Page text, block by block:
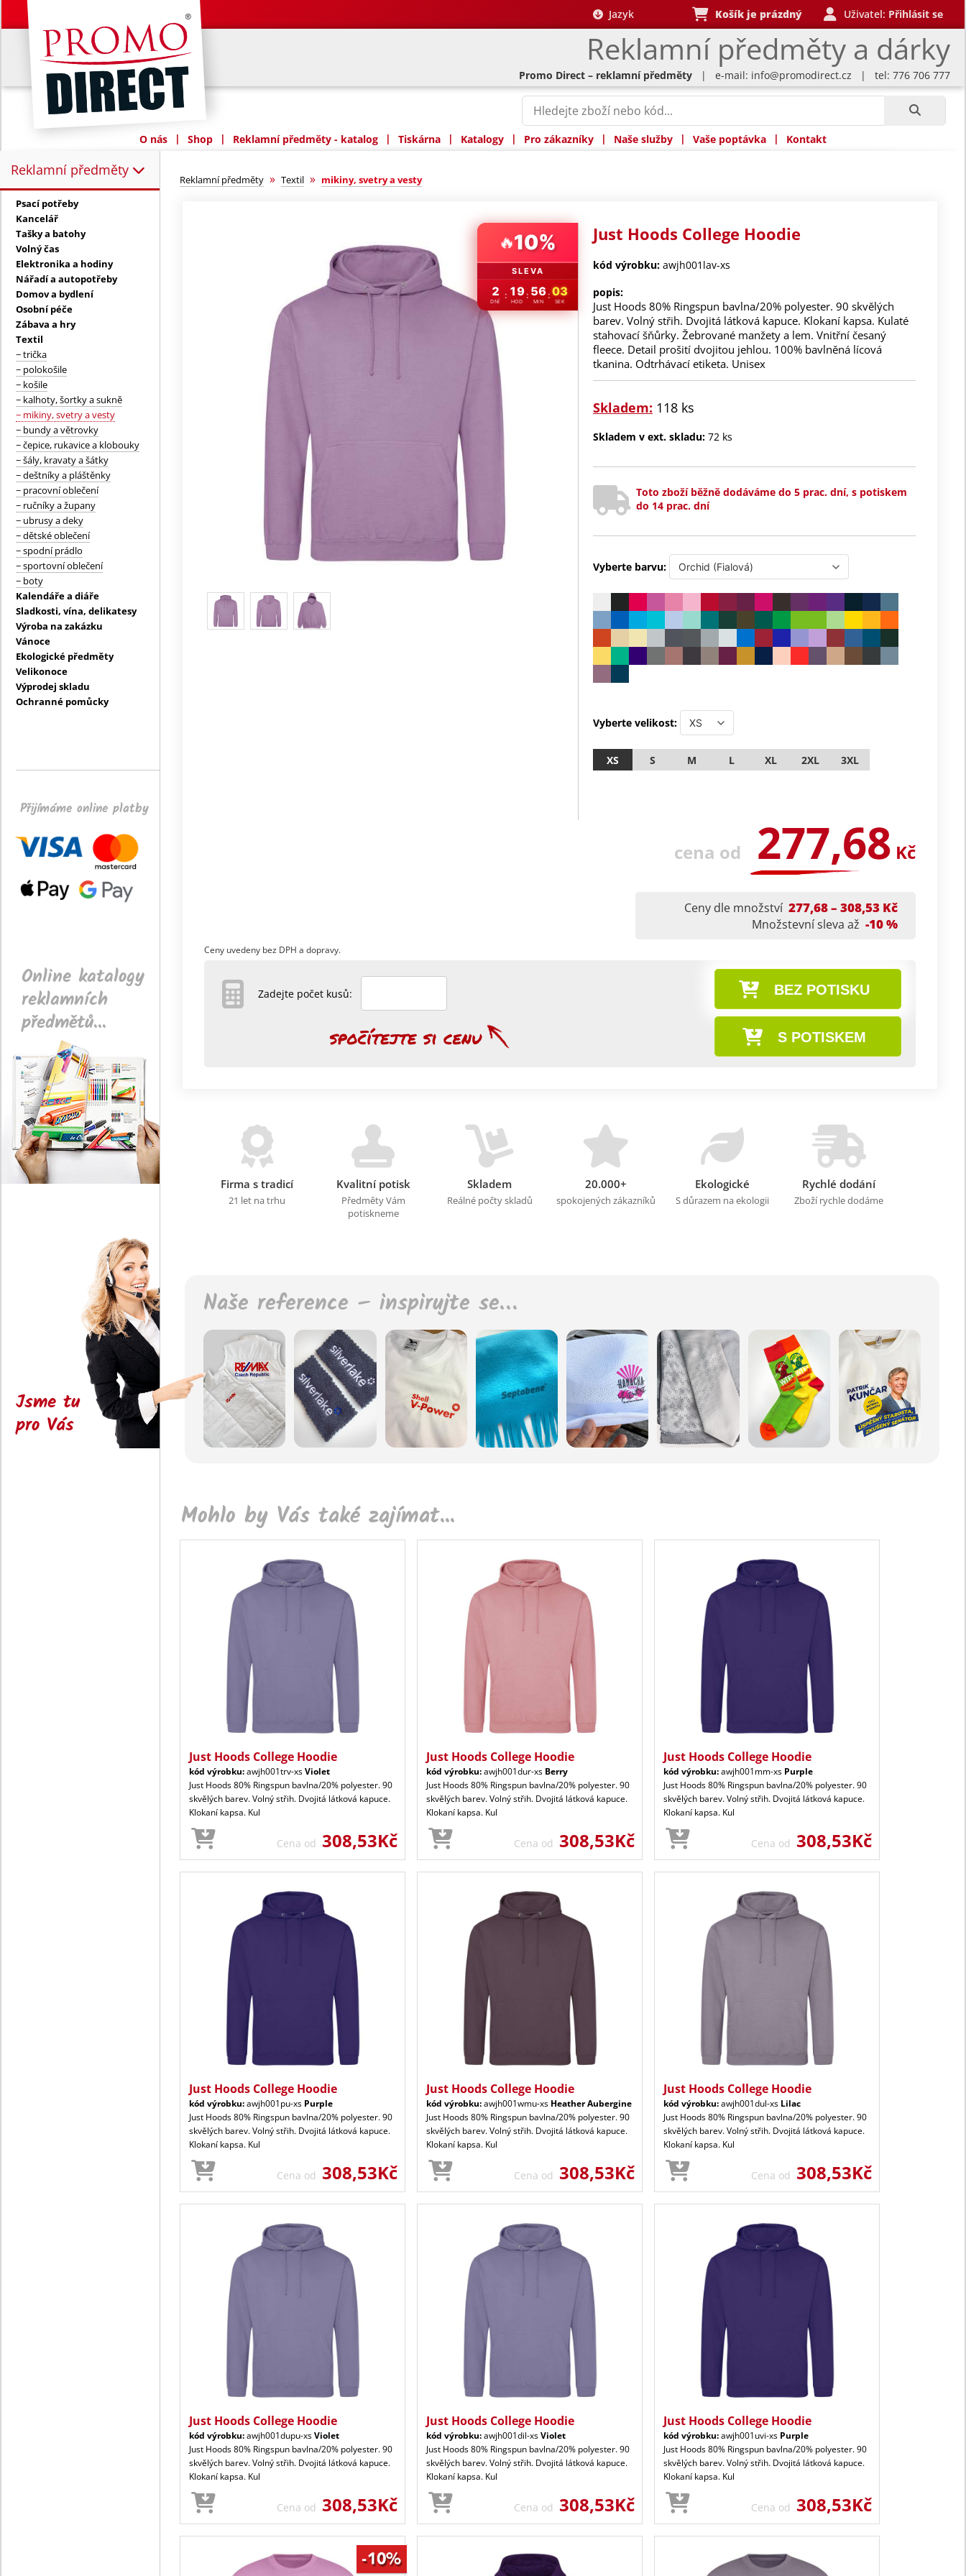
Reklamní předměty a dárky
Jazyk Košík je prázdný Uživatel: Přihlásit se
Promo Direct – reklamní předměty | e-mail: info@promodirect.cz | tel: 776 706 777
O nás | Shop | Reklamní předměty - katalog | Tiskárna | Katalogy | Pro zákazníky | Naše služby | Vaše poptávka | Kontakt
Reklamní předměty
Reklamní předměty:
Psací potřeby
Kancelář
Tašky a batohy
Volný čas
Elektronika a hodiny
Nářadí a autopotřeby
Domov a bydlení
Osobní péče
Zábava a hry
Textil
− trička
− polokošile
− košile
− kalhoty, šortky a sukně
− mikiny, svetry a vesty
− bundy a větrovky
− čepice, rukavice a klobouky
− šály, kravaty a šátky
− deštníky a pláštěnky
− pracovní oblečení
− ručníky a župany
− ubrusy a deky
− dětské oblečení
− spodní prádlo
− sportovní oblečení
− boty
Kalendáře a diáře
Sladkosti, vína, delikatesy
Výroba na zakázku
Vánoce
Ekologické předměty
Velikonoce
Výprodej skladu
Ochranné pomůcky
Přijímáme online platby
Online katalogy
reklamních
předmětů...
Jsme tu
pro Vás
Reklamní předměty » Textil » mikiny, svetry a vesty
🔥10%
SLEVA
2
DNÍ
: 19
HOD
: 56
MIN
: 02
SEK
Just Hoods College Hoodie
kód výrobku: awjh001lav-xs
popis:
Just Hoods 80% Ringspun bavlna/20% polyester. 90 skvělých
barev. Volný střih. Dvojitá látková kapuce. Klokaní kapsa. Kulaté
stahovací šňůrky. Žebrované manžety a lem. Vnitřní česaný
fleece. Detail prošití dvojitou jehlou. 100% bavlněná lícová
tkanina. Odtrhávací etiketa. Unisex
Skladem: 118 ks
Skladem v ext. skladu: 72 ks
Toto zboží běžně dodáváme do 5 prac. dní, s potiskem
do 14 prac. dní
Vyberte barvu:
Vyberte velikost:
XS S M L XL 2XL 3XL
cena od 277,68 Kč
Ceny dle množství 277,68 – 308,53 Kč
Množstevní sleva až -10 %
Ceny uvedeny bez DPH a dopravy.
BEZ POTISKU
S POTISKEM
Zadejte počet kusů:
Firma s tradicí
21 let na trhu
Kvalitní potisk
Předměty Vám
potiskneme
Skladem
Reálné počty skladů
20.000+
spokojených zákazníků
Ekologické
S důrazem na ekologii
Rychlé dodání
Zboží rychle dodáme
Naše reference – inspirujte se…
Mohlo by Vás také zajímat...
Just Hoods College Hoodie
kód výrobku:awjh001trv-xsViolet
Just Hoods 80% Ringspun bavlna/20% polyester. 90
skvělých barev. Volný střih. Dvojitá látková kapuce.
Klokaní kapsa. Kul
Cena od 308,53Kč
Just Hoods College Hoodie
kód výrobku:awjh001dur-xs Berry
Just Hoods 80% Ringspun bavlna/20% polyester. 90
skvělých barev. Volný střih. Dvojitá látková kapuce.
Klokaní kapsa. Kul
Cena od 308,53Kč
Just Hoods College Hoodie
kód výrobku:awjh001mm-xs Purple
Just Hoods 80% Ringspun bavlna/20% polyester. 90
skvělých barev. Volný střih. Dvojitá látková kapuce.
Klokaní kapsa. Kul
Cena od 308,53Kč
Just Hoods College Hoodie
kód výrobku:awjh001pu-xs Purple
Just Hoods 80% Ringspun bavlna/20% polyester. 90
skvělých barev. Volný střih. Dvojitá látková kapuce.
Klokaní kapsa. Kul
Cena od 308,53Kč
Just Hoods College Hoodie
kód výrobku:awjh001wmu-xs Heather Aubergine
Just Hoods 80% Ringspun bavlna/20% polyester. 90
skvělých barev. Volný střih. Dvojitá látková kapuce.
Klokaní kapsa. Kul
Cena od 308,53Kč
Just Hoods College Hoodie
kód výrobku:awjh001dul-xs Lilac
Just Hoods 80% Ringspun bavlna/20% polyester. 90
skvělých barev. Volný střih. Dvojitá látková kapuce.
Klokaní kapsa. Kul
Cena od 308,53Kč
Just Hoods College Hoodie
kód výrobku:awjh001dupu-xsViolet
Just Hoods 80% Ringspun bavlna/20% polyester. 90
skvělých barev. Volný střih. Dvojitá látková kapuce.
Klokaní kapsa. Kul
Cena od 308,53Kč
Just Hoods College Hoodie
kód výrobku:awjh001dil-xsViolet
Just Hoods 80% Ringspun bavlna/20% polyester. 90
skvělých barev. Volný střih. Dvojitá látková kapuce.
Klokaní kapsa. Kul
Cena od 308,53Kč
Just Hoods College Hoodie
kód výrobku:awjh001uvi-xs Purple
Just Hoods 80% Ringspun bavlna/20% polyester. 90
skvělých barev. Volný střih. Dvojitá látková kapuce.
Klokaní kapsa. Kul
Cena od 308,53Kč